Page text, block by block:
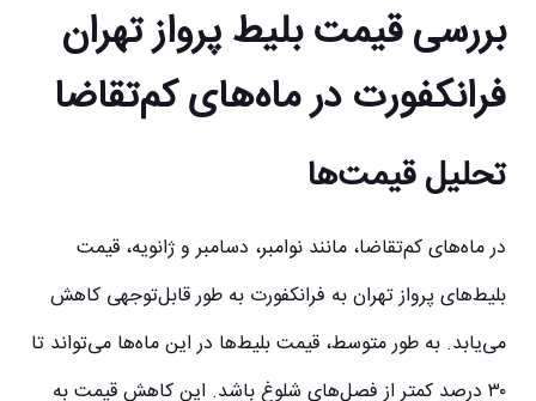
بررسی قیمت بلیط پرواز تهران
فرانکفورت در ماه‌های کم‌تقاضا
تحلیل قیمت‌ها
در ماه‌های کم‌تقاضا، مانند نوامبر، دسامبر و ژانویه، قیمت
بلیط‌های پرواز تهران به فرانکفورت به طور قابل‌توجهی کاهش
می‌یابد. به طور متوسط، قیمت بلیط‌ها در این ماه‌ها می‌تواند تا
۳۰ درصد کمتر از فصل‌های شلوغ باشد. این کاهش قیمت به